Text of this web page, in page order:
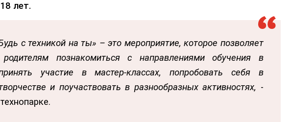
лет.
с техникой на ты» – это мероприятие, которое позволяет
познакомиться с направлениями обучения в
участие в мастер-классах, попробовать себя в
и поучаствовать в разнообразных активностях, -